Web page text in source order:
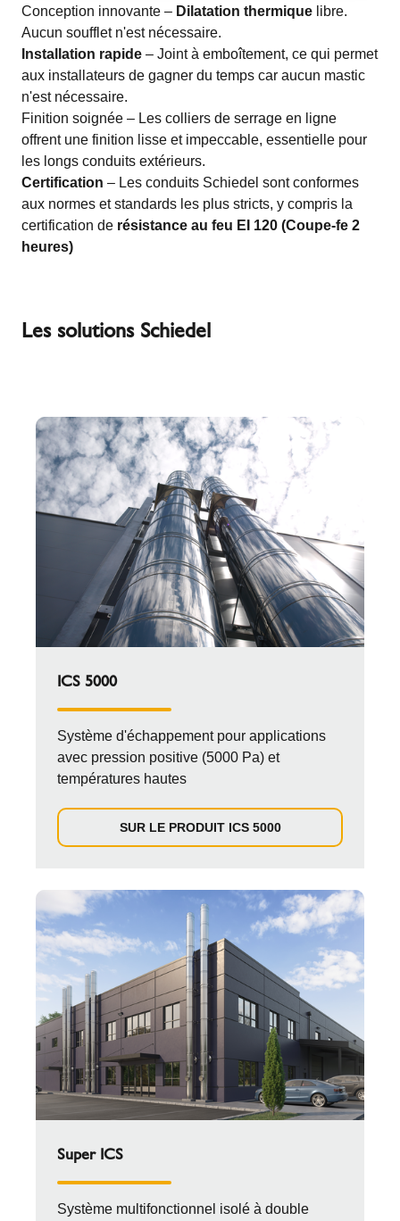
Conception innovante – Dilatation thermique libre.
Aucun soufflet n'est nécessaire.
Installation rapide – Joint à emboîtement, ce qui permet
aux installateurs de gagner du temps car aucun mastic
n'est nécessaire.
Finition soignée – Les colliers de serrage en ligne
offrent une finition lisse et impeccable, essentielle pour
les longs conduits extérieurs.
Certification – Les conduits Schiedel sont conformes
aux normes et standards les plus stricts, y compris la
certification de résistance au feu EI 120 (Coupe-fe 2
heures)
Les solutions Schiedel
ICS 5000
Système d'échappement pour applications
avec pression positive (5000 Pa) et
températures hautes
SUR LE PRODUIT ICS 5000
Super ICS
Système multifonctionnel isolé à double